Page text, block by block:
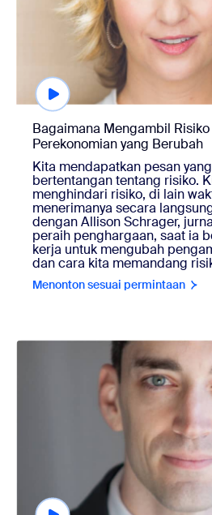
Bagaimana Mengambil
Perekonomian yang Berubah
Kita mendapatkan pesan
bertentangan tentang risiko.
menghindari risiko, di lain
menerimanya secara
dengan Allison Schrager,
peraih penghargaan, saat ia
kerja untuk mengubah
dan cara kita memandang
Menonton sesuai permintaan
Menonton sesuai permintaan